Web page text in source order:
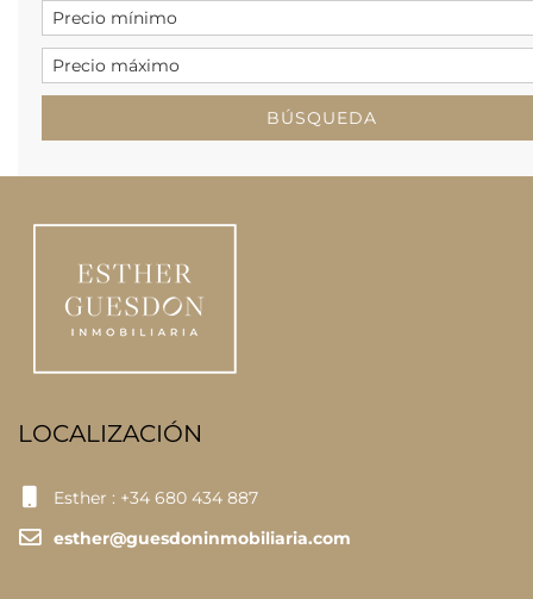
LOCALIZACIÓN
Esther : +34 680 434 887
esther@guesdoninmobiliaria.com